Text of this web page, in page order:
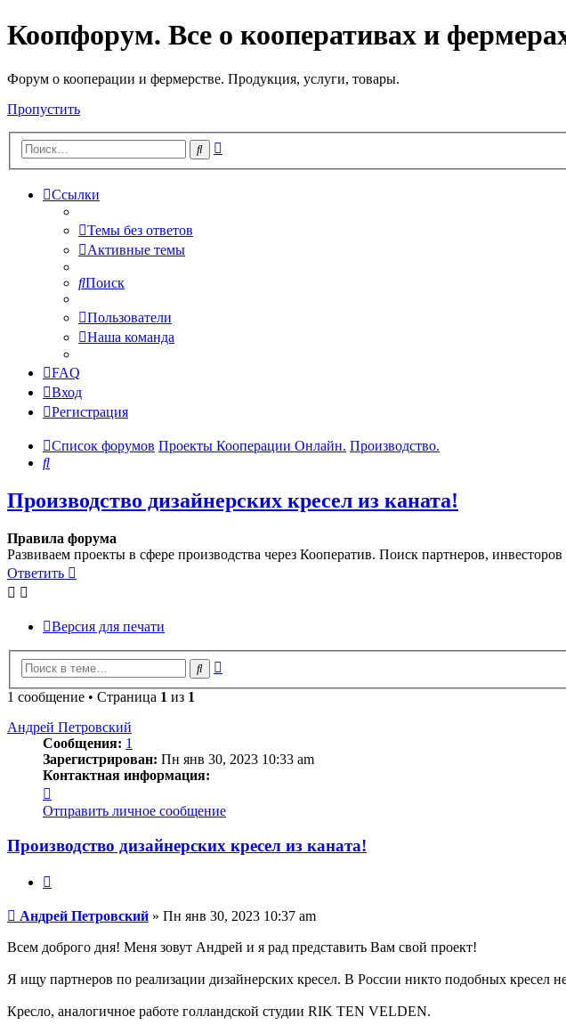
Коопфорум. Все о кооперативах и
Форум о кооперации и фермерстве. Продукция, услуги, товары.
Пропустить
Поиск
Ссылки
Темы без ответов
Активные темы
Поиск
Пользователи
Наша команда
FAQ
Вход
Регистрация
Список форумов Проекты Кооперации Онлайн. Производство.
Поиск
Производство дизайнерских кресел из каната!
Правила форума
Развиваем проекты в сфере производства через Кооператив. Поиск партнеров, инвесторов
Ответить
Версия для печати
Поиск
1 сообщение • Страница 1 из 1
Андрей Петровский
Сообщения: 1
Зарегистрирован: Пн янв 30, 2023 10:33 am
Контактная информация:
информация
пользователя
Петровский
Отправить личное сообщение
Производство дизайнерских кресел из каната!
Сообщение
Андрей Петровский » Пн янв 30, 2023 10:37 am
Всем доброго дня! Меня зовут Андрей и я рад представить Вам свой проект!
Я ищу партнеров по реализации дизайнерских кресел. В России никто подобных кресел
Кресло, аналогичное работе голландской студии RIK TEN VELDEN.